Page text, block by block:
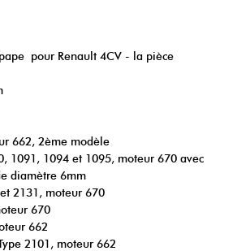
pour Renault 4CV - la pièce
662, 2ème modèle
1091, 1094 et 1095, moteur 670 avec
diamètre 6mm
2131, moteur 670
670
662
2101, moteur 662